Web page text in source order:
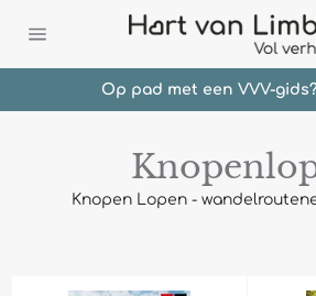
naar
content
Op pad met een VVV-
Knopen Lopen -